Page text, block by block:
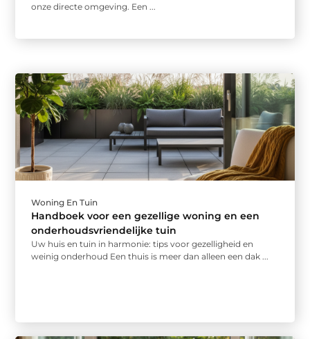
onze directe omgeving. Een ...
Woning En Tuin
Handboek voor een gezellige woning en een
onderhoudsvriendelijke tuin
Uw huis en tuin in harmonie: tips voor gezelligheid en
weinig onderhoud Een thuis is meer dan alleen een dak ...